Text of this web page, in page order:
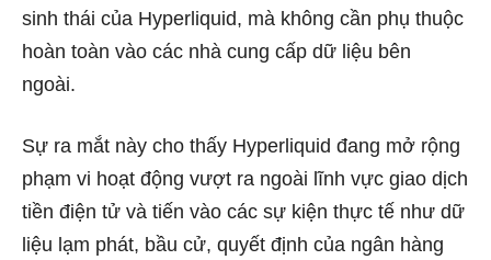
sinh thái của Hyperliquid, mà không cần phụ thuộc
hoàn toàn vào các nhà cung cấp dữ liệu bên
ngoài.
Sự ra mắt này cho thấy Hyperliquid đang mở rộng
phạm vi hoạt động vượt ra ngoài lĩnh vực giao dịch
tiền điện tử và tiến vào các sự kiện thực tế như dữ
liệu lạm phát, bầu cử, quyết định của ngân hàng